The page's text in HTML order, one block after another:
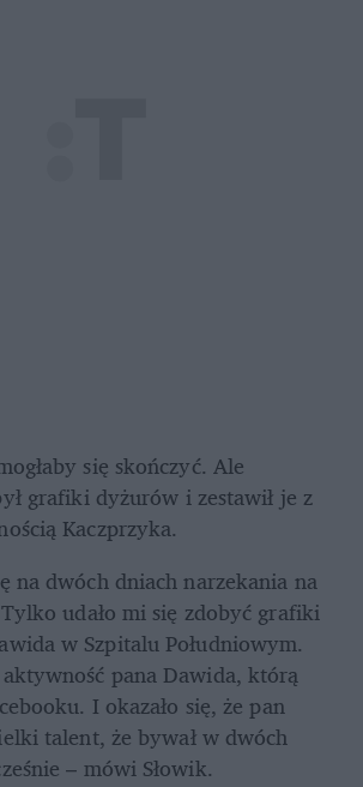
się skończyć. Ale
grafiki dyżurów i zestawił je z
Kaczprzyka.
na dwóch dniach narzekania na
udało mi się zdobyć grafiki
w Szpitalu Południowym.
aktywność pana Dawida, którą
I okazało się, że pan
talent, że bywał w dwóch
– mówi Słowik.